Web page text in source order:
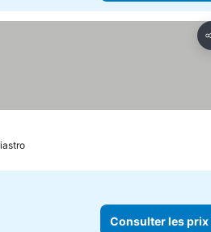
Consulter les prix